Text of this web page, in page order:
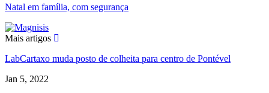
Natal em família, com segurança
Mais artigos
LabCartaxo muda posto de colheita para centro de Pontével
Jan 5, 2022